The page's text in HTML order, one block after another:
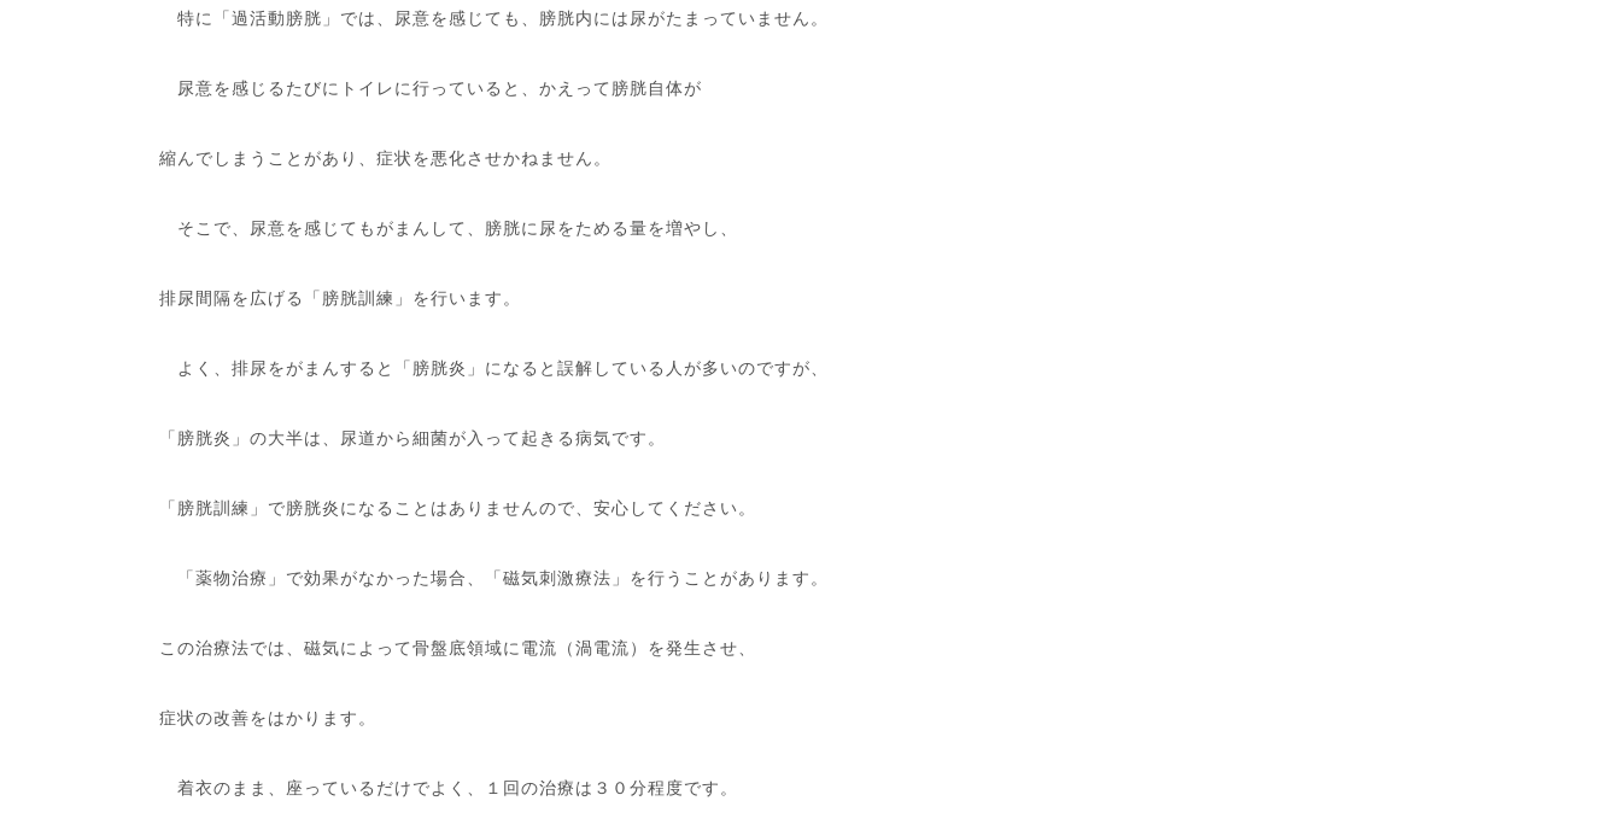
特に「過活動膀胱」では、尿意を感じても、膀胱内には尿がたまっていません。
尿意を感じるたびにトイレに行っていると、かえって膀胱自体が
縮んでしまうことがあり、症状を悪化させかねません。
そこで、尿意を感じてもがまんして、膀胱に尿をためる量を増やし、
排尿間隔を広げる「膀胱訓練」を行います。
よく、排尿をがまんすると「膀胱炎」になると誤解している人が多いのですが、
「膀胱炎」の大半は、尿道から細菌が入って起きる病気です。
「膀胱訓練」で膀胱炎になることはありませんので、安心してください。
「薬物治療」で効果がなかった場合、「磁気刺激療法」を行うことがあります。
この治療法では、磁気によって骨盤底領域に電流（渦電流）を発生させ、
症状の改善をはかります。
着衣のまま、座っているだけでよく、１回の治療は３０分程度です。